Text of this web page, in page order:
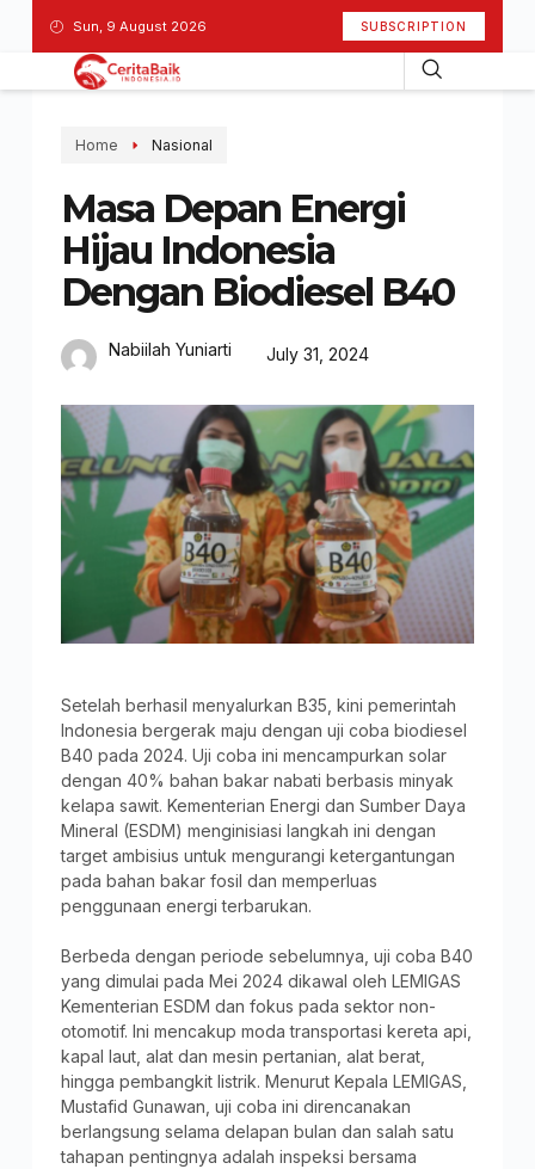
Sun, 9 August 2026 SUBSCRIPTION
Home Nasional
Masa Depan Energi
Hijau Indonesia
Dengan Biodiesel B40
Nabiilah Yuniarti July 31, 2024
Setelah berhasil menyalurkan B35, kini pemerintah
Indonesia bergerak maju dengan uji coba biodiesel
B40 pada 2024. Uji coba ini mencampurkan solar
dengan 40% bahan bakar nabati berbasis minyak
kelapa sawit. Kementerian Energi dan Sumber Daya
Mineral (ESDM) menginisiasi langkah ini dengan
target ambisius untuk mengurangi ketergantungan
pada bahan bakar fosil dan memperluas
penggunaan energi terbarukan.
Berbeda dengan periode sebelumnya, uji coba B40
yang dimulai pada Mei 2024 dikawal oleh LEMIGAS
Kementerian ESDM dan fokus pada sektor non-
otomotif. Ini mencakup moda transportasi kereta api,
kapal laut, alat dan mesin pertanian, alat berat,
hingga pembangkit listrik. Menurut Kepala LEMIGAS,
Mustafid Gunawan, uji coba ini direncanakan
berlangsung selama delapan bulan dan salah satu
tahapan pentingnya adalah inspeksi bersama